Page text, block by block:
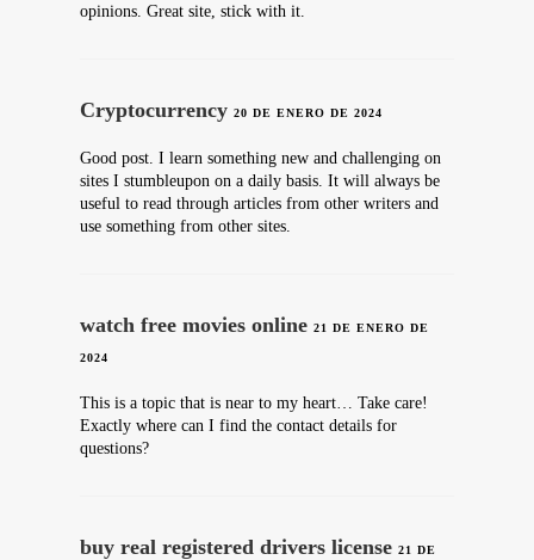
opinions. Great site, stick with it.
Cryptocurrency 20 DE ENERO DE 2024
Good post. I learn something new and challenging on
sites I stumbleupon on a daily basis. It will always be
useful to read through articles from other writers and
use something from other sites.
watch free movies online 21 DE ENERO DE
2024
This is a topic that is near to my heart… Take care!
Exactly where can I find the contact details for
questions?
buy real registered drivers license 21 DE